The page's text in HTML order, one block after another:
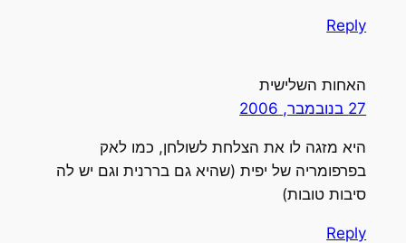
Reply
האחות השלישית
27 בנובמבר, 2006
היא מזגה לו את הצלחת לשולחן, כמו לאק
בפרפומריה של יפית (שהיא גם בררנית וגם יש לה
סיבות טובות)
Reply